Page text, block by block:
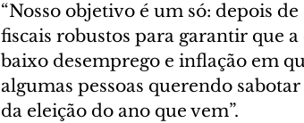
“Nosso objetivo é um só: depois
fiscais robustos para garantir que
baixo desemprego e inflação em
algumas pessoas querendo
da eleição do ano que vem”.